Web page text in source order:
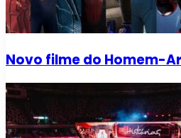
Novo filme do Homem-